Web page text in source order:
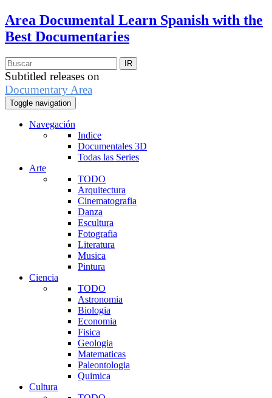
Area Documental Learn Spanish with the
Best Documentaries
Subtitled releases on
Documentary Area
Toggle navigation
Navegación
Indice
Documentales 3D
Todas las Series
Arte
TODO
Arquitectura
Cinematografia
Danza
Escultura
Fotografia
Literatura
Musica
Pintura
Ciencia
TODO
Astronomia
Biologia
Economia
Fisica
Geologia
Matematicas
Paleontologia
Quimica
Cultura